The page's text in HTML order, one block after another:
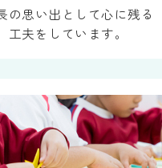
の思い出として心に残る
工夫をしています。